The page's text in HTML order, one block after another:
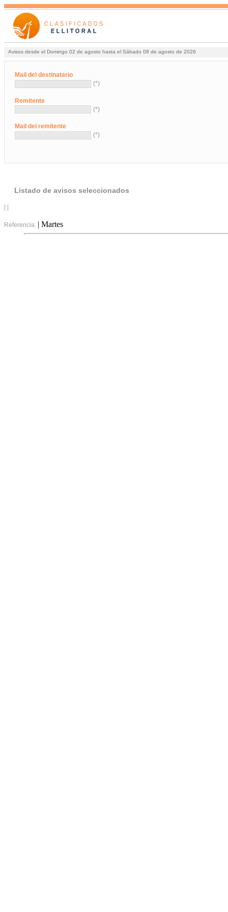
Avisos desde el Domingo 02 de agosto hasta el Sábado 08 de agosto de 2026
Mail del destinatario
(*)
Remitente
(*)
Mail del remitente
(*)
Listado de avisos seleccionados
Referencia: | Martes